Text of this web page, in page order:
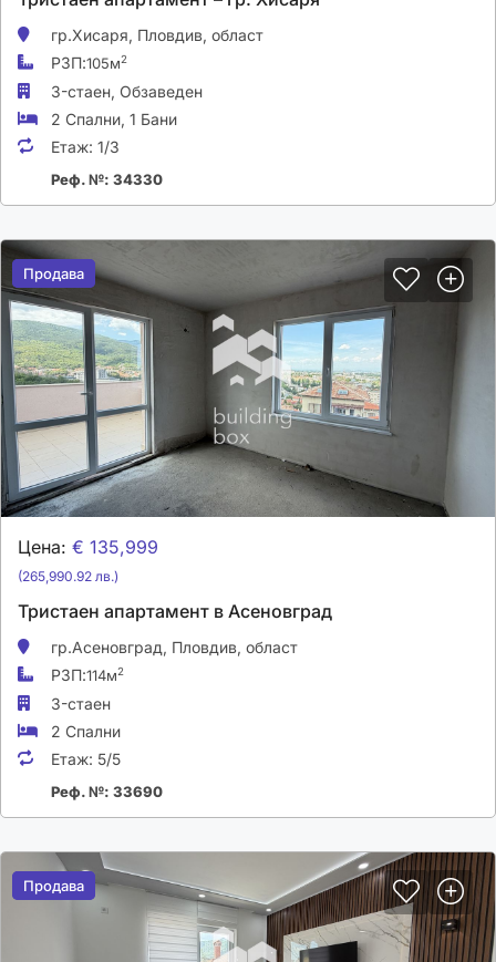
гр.Хисаря, Пловдив, област
РЗП:105м2
3-стаен, Обзаведен
2 Спални, 1 Бани
Етаж: 1/3
Реф. №: 34330
Продава
Продава
Цена: € 135,999
(265,990.92 лв.)
Тристаен апартамент в Асеновград
гр.Асеновград, Пловдив, област
РЗП:114м2
3-стаен
2 Спални
Етаж: 5/5
Реф. №: 33690
Продава
Продава